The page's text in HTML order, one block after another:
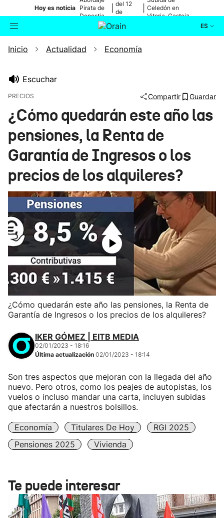
Hoy es noticia Pirata de
Donostia
del 12
de
Celedón en
Vitoria-Gasteiz
ES
Buscador Actualidad
Ikusmiran
Eguraldia
Inicio Actualidad Economía
Escuchar
PRECIOS Compartir Guardar
¿Cómo quedarán este año las
pensiones, la Renta de
Garantía de Ingresos o los
precios de los alquileres?
¿Cómo quedarán este año las pensiones, la Renta de
Garantía de Ingresos o los precios de los alquileres?
IKER GÓMEZ | EITB MEDIA
02/01/2023 - 18:16
Última actualización 02/01/2023 - 18:14
Son tres aspectos que mejoran con la llegada del año
nuevo. Pero otros, como los peajes de autopistas, los
vuelos o incluso mandar una carta, incluyen subidas
que afectarán a nuestros bolsillos.
Economía Titulares De Hoy
RGI 2025
Pensiones 2025
Vivienda
Te puede interesar